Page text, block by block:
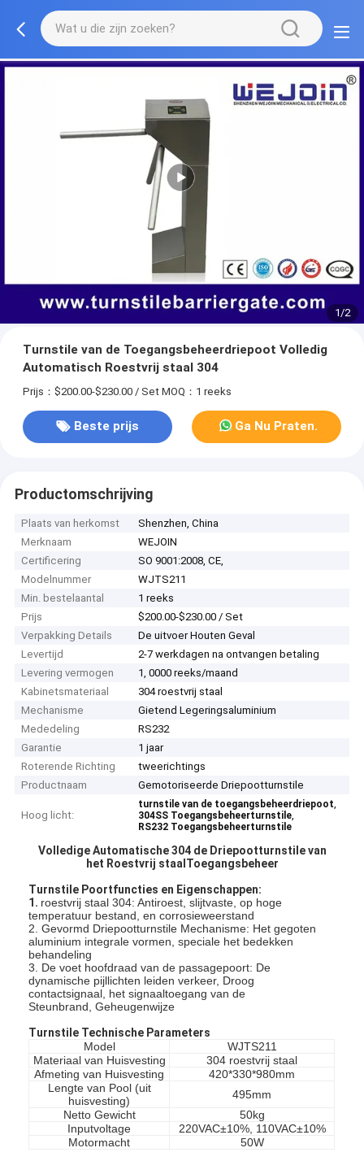
1/2
Turnstile van de Toegangsbeheerdriepoot Volledig
Automatisch Roestvrij staal 304
Prijs：$200.00-$230.00 / Set MOQ：1 reeks
Beste prijs Ga Nu Praten.
Productomschrijving
Plaats van herkomst
Shenzhen, China
Merknaam
WEJOIN
Certificering
SO 9001:2008, CE,
Modelnummer
WJTS211
Min. bestelaantal
1 reeks
Prijs
$200.00-$230.00 / Set
Verpakking Details
De uitvoer Houten Geval
Levertijd
2-7 werkdagen na ontvangen betaling
Levering vermogen
1, 0000 reeks/maand
Kabinetsmateriaal
304 roestvrij staal
Mechanisme
Gietend Legeringsaluminium
Mededeling
RS232
Garantie
1 jaar
Roterende Richting
tweerichtings
Productnaam
Gemotoriseerde Driepootturnstile
Hoog licht:
turnstile van de toegangsbeheerdriepoot,
304SS Toegangsbeheerturnstile,
RS232 Toegangsbeheerturnstile
Volledige Automatische 304 de Driepootturnstile van
het Roestvrij staalToegangsbeheer
Turnstile Poortfuncties en Eigenschappen:
1. roestvrij staal 304: Antiroest, slijtvaste, op hoge
temperatuur bestand, en corrosieweerstand
2. Gevormd Driepootturnstile Mechanisme: Het gegoten
aluminium integrale vormen, speciale het bedekken
behandeling
3. De voet hoofdraad van de passagepoort: De
dynamische pijllichten leiden verkeer, Droog
contactsignaal, het signaaltoegang van de
Steunbrand, Geheugenwijze
Turnstile Technische Parameters
Model
WJTS211
Materiaal van Huisvesting
304 roestvrij staal
Afmeting van Huisvesting
420*330*980mm
Lengte van Pool (uit
huisvesting)
495mm
Netto Gewicht
50kg
Inputvoltage
220VAC±10%, 110VAC±10%
Motormacht
50W